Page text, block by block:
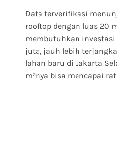
Data terverifikasi
rooftop dengan luas 20
membutuhkan investasi
juta, jauh lebih
lahan baru di Jakarta
m²nya bisa mencapai